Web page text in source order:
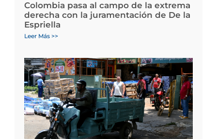
Colombia pasa al campo de la extrema
derecha con la juramentación de De la
Espriella
Leer Más >>